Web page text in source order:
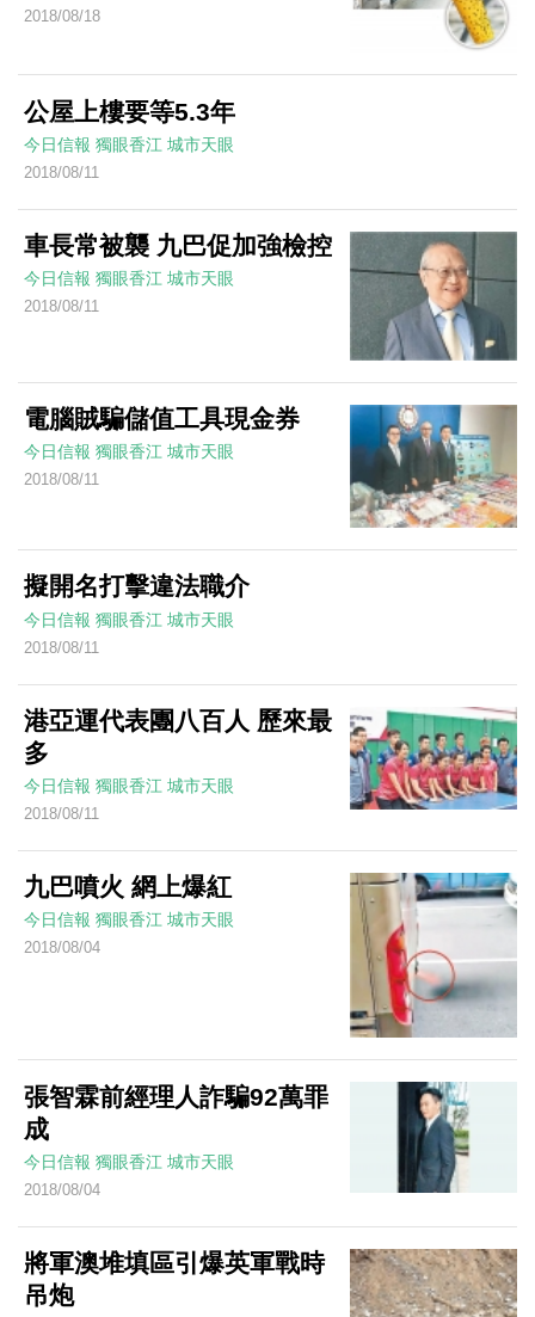
2018/08/18
公屋上樓要等5.3年
今日信報 獨眼香江 城市天眼
2018/08/11
車長常被襲 九巴促加強檢控
今日信報 獨眼香江 城市天眼
2018/08/11
電腦賊騙儲值工具現金券
今日信報 獨眼香江 城市天眼
2018/08/11
擬開名打擊違法職介
今日信報 獨眼香江 城市天眼
2018/08/11
港亞運代表團八百人 歷來最
多
今日信報 獨眼香江 城市天眼
2018/08/11
九巴噴火 網上爆紅
今日信報 獨眼香江 城市天眼
2018/08/04
張智霖前經理人詐騙92萬罪
成
今日信報 獨眼香江 城市天眼
2018/08/04
將軍澳堆填區引爆英軍戰時
吊炮